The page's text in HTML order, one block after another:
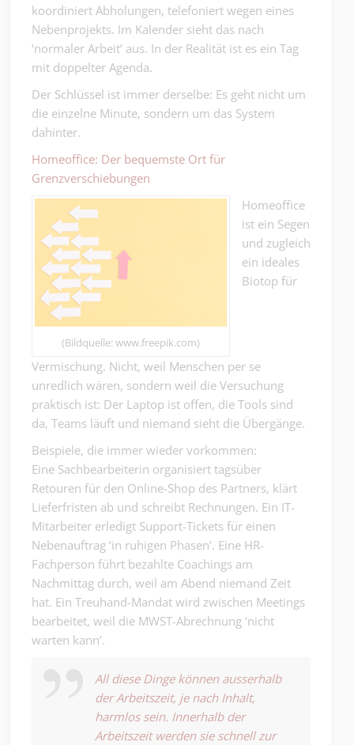
koordiniert Abholungen, telefoniert wegen eines
Nebenprojekts. Im Kalender sieht das nach
‘normaler Arbeit’ aus. In der Realität ist es ein Tag
mit doppelter Agenda.
Der Schlüssel ist immer derselbe: Es geht nicht um
die einzelne Minute, sondern um das System
dahinter.
Homeoffice: Der bequemste Ort für
Grenzverschiebungen
(Bildquelle: www.freepik.com)
Homeoffice
ist ein Segen
und zugleich
ein ideales
Biotop für
Vermischung. Nicht, weil Menschen per se
unredlich wären, sondern weil die Versuchung
praktisch ist: Der Laptop ist offen, die Tools sind
da, Teams läuft und niemand sieht die Übergänge.
Beispiele, die immer wieder vorkommen:
Eine Sachbearbeiterin organisiert tagsüber
Retouren für den Online-Shop des Partners, klärt
Lieferfristen ab und schreibt Rechnungen. Ein IT-
Mitarbeiter erledigt Support-Tickets für einen
Nebenauftrag ‘in ruhigen Phasen’. Eine HR-
Fachperson führt bezahlte Coachings am
Nachmittag durch, weil am Abend niemand Zeit
hat. Ein Treuhand-Mandat wird zwischen Meetings
bearbeitet, weil die MWST-Abrechnung ‘nicht
warten kann’.
All diese Dinge können ausserhalb
der Arbeitszeit, je nach Inhalt,
harmlos sein. Innerhalb der
Arbeitszeit werden sie schnell zur